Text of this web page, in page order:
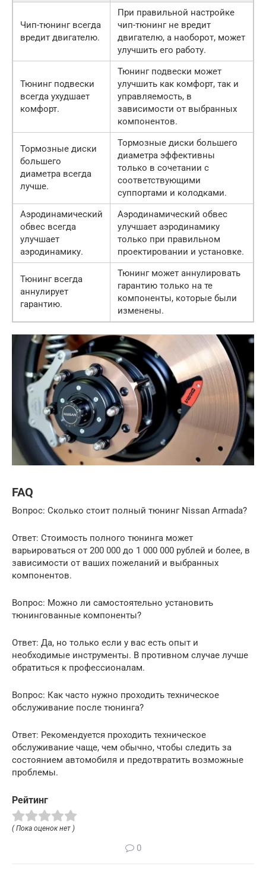
Чип-тюнинг всегда
вредит двигателю.
При правильной настройке
чип-тюнинг не вредит
двигателю, а наоборот, может
улучшить его работу.
Тюнинг подвески
всегда ухудшает
комфорт.
Тюнинг подвески может
улучшить как комфорт, так и
управляемость, в
зависимости от выбранных
компонентов.
Тормозные диски
большего
диаметра всегда
лучше.
Тормозные диски большего
диаметра эффективны
только в сочетании с
соответствующими
суппортами и колодками.
Аэродинамический
обвес всегда
улучшает
аэродинамику.
Аэродинамический обвес
улучшает аэродинамику
только при правильном
проектировании и установке.
Тюнинг всегда
аннулирует
гарантию.
Тюнинг может аннулировать
гарантию только на те
компоненты, которые были
изменены.
FAQ
Вопрос: Сколько стоит полный тюнинг Nissan Armada?
Ответ: Стоимость полного тюнинга может
варьироваться от 200 000 до 1 000 000 рублей и более, в
зависимости от ваших пожеланий и выбранных
компонентов.
Вопрос: Можно ли самостоятельно установить
тюнингованные компоненты?
Ответ: Да, но только если у вас есть опыт и
необходимые инструменты. В противном случае лучше
обратиться к профессионалам.
Вопрос: Как часто нужно проходить техническое
обслуживание после тюнинга?
Ответ: Рекомендуется проходить техническое
обслуживание чаще, чем обычно, чтобы следить за
состоянием автомобиля и предотвратить возможные
проблемы.
Рейтинг
( Пока оценок нет )
0